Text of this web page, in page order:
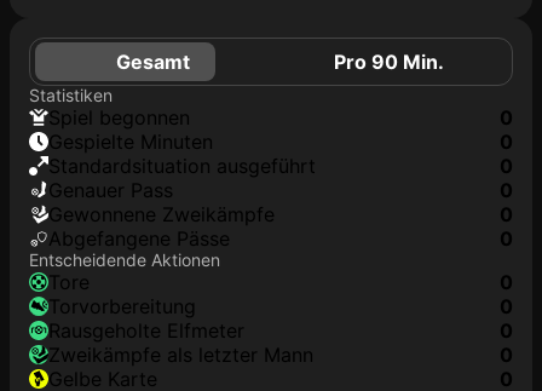
Gesamt Pro 90 Min.
Statistiken
Spiel begonnen
0
Gespielte Minuten
0
Standardsituation ausgeführt
0
genauer Pass
0
Gewonnene Zweikämpfe
0
Abgefangene Pässe
0
Entscheidende Aktionen
Tore
0
Torvorbereitung
0
rausgeholte Elfmeter
0
Zweikämpfe als letzter Mann
0
gelbe Karte
0